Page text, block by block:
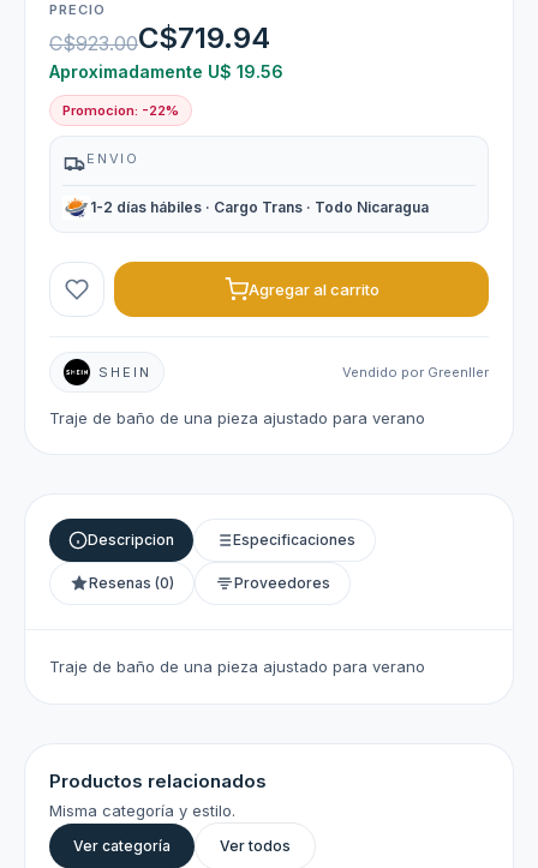
SHEIN Vendido por Greenller
Traje de baño de una pieza ajustado para verano
PRECIO
C$923.00C$719.94
Aproximadamente U$ 19.56
Promocion: -22%
ENVIO
1-2 días hábiles · Cargo Trans · Todo Nicaragua
Agregar al carrito
Descripcion Especificaciones
Resenas (0) Proveedores
Traje de baño de una pieza ajustado para verano
Productos relacionados
Misma categoría y estilo.
Ver categoría Ver todos